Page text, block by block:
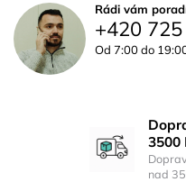
Rádi vám
+420
Od 7:00 do
3500
nad